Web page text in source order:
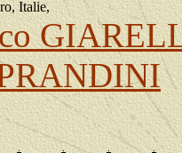
Italie,